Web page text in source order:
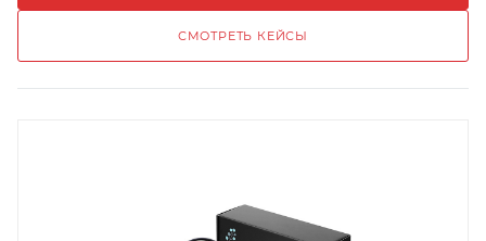
СМОТРЕТЬ КЕЙСЫ